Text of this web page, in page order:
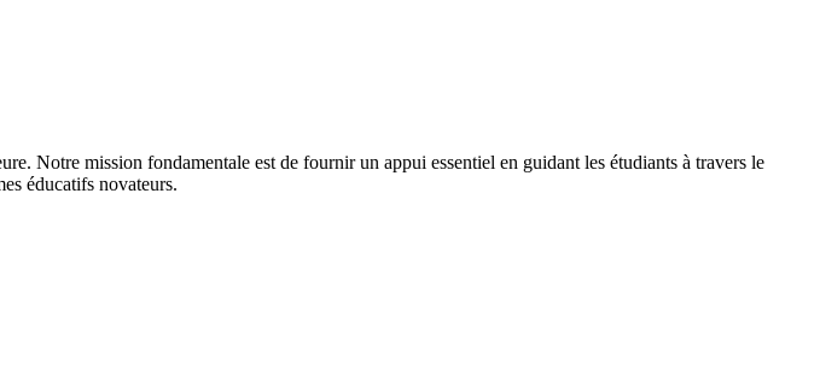
Notre mission fondamentale est de fournir un appui essentiel en guidant les étudiants à travers le
éducatifs novateurs.